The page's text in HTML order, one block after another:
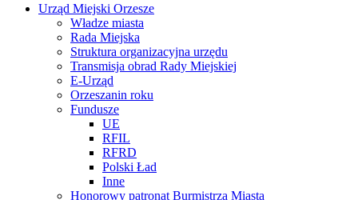
Urząd Miejski Orzesze
Władze miasta
Rada Miejska
Struktura organizacyjna urzędu
Transmisja obrad Rady Miejskiej
E-Urząd
Orzeszanin roku
Fundusze
UE
RFIL
RFRD
Polski Ład
Inne
Honorowy patronat Burmistrza Miasta